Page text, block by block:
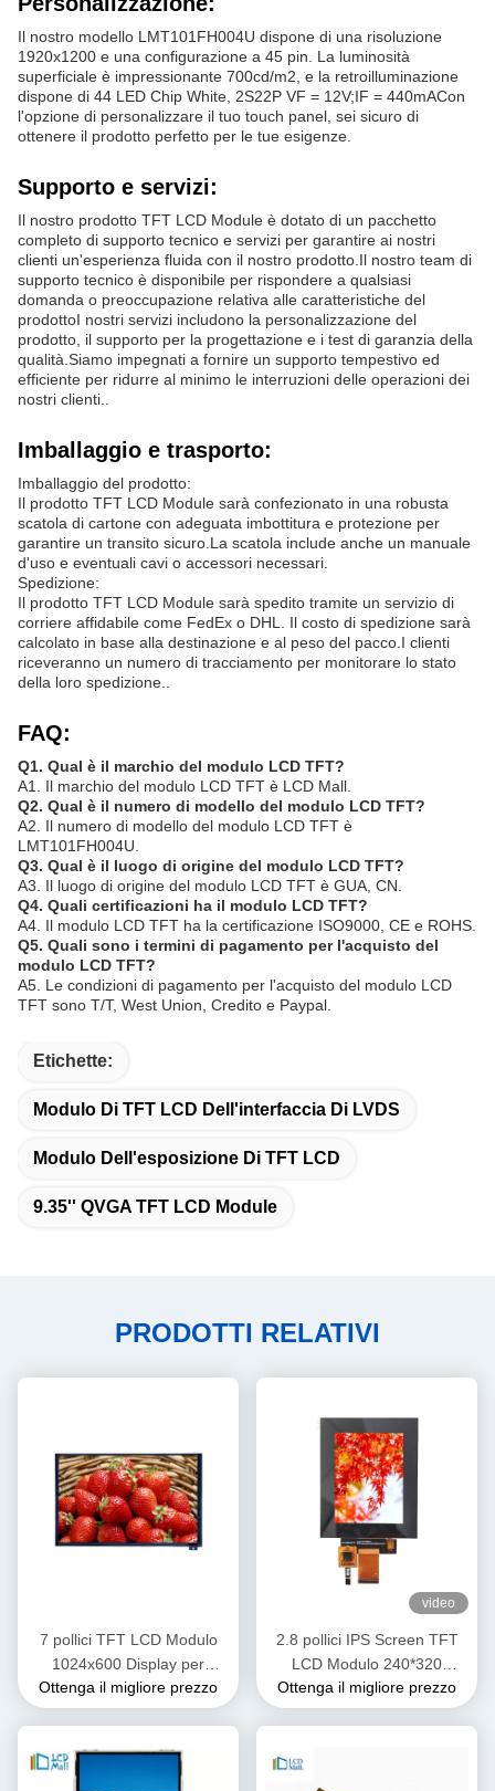
Il nostro modello LMT101FH004U dispone di una risoluzione
1920x1200 e una configurazione a 45 pin. La luminosità
superficiale è impressionante 700cd/m2, e la retroilluminazione
dispone di 44 LED Chip White, 2S22P VF = 12V;IF = 440mACon
l'opzione di personalizzare il tuo touch panel, sei sicuro di
ottenere il prodotto perfetto per le tue esigenze.
Supporto e servizi:
Il nostro prodotto TFT LCD Module è dotato di un pacchetto
completo di supporto tecnico e servizi per garantire ai nostri
clienti un'esperienza fluida con il nostro prodotto.Il nostro team di
supporto tecnico è disponibile per rispondere a qualsiasi
domanda o preoccupazione relativa alle caratteristiche del
prodottoI nostri servizi includono la personalizzazione del
prodotto, il supporto per la progettazione e i test di garanzia della
qualità.Siamo impegnati a fornire un supporto tempestivo ed
efficiente per ridurre al minimo le interruzioni delle operazioni dei
nostri clienti..
Imballaggio e trasporto:
Imballaggio del prodotto:
Il prodotto TFT LCD Module sarà confezionato in una robusta
scatola di cartone con adeguata imbottitura e protezione per
garantire un transito sicuro.La scatola include anche un manuale
d'uso e eventuali cavi o accessori necessari.
Spedizione:
Il prodotto TFT LCD Module sarà spedito tramite un servizio di
corriere affidabile come FedEx o DHL. Il costo di spedizione sarà
calcolato in base alla destinazione e al peso del pacco.I clienti
riceveranno un numero di tracciamento per monitorare lo stato
della loro spedizione..
FAQ:
Q1. Qual è il marchio del modulo LCD TFT?
A1. Il marchio del modulo LCD TFT è LCD Mall.
Q2. Qual è il numero di modello del modulo LCD TFT?
A2. Il numero di modello del modulo LCD TFT è
LMT101FH004U.
Q3. Qual è il luogo di origine del modulo LCD TFT?
A3. Il luogo di origine del modulo LCD TFT è GUA, CN.
Q4. Quali certificazioni ha il modulo LCD TFT?
A4. Il modulo LCD TFT ha la certificazione ISO9000, CE e ROHS.
Q5. Quali sono i termini di pagamento per l'acquisto del
modulo LCD TFT?
A5. Le condizioni di pagamento per l'acquisto del modulo LCD
TFT sono T/T, West Union, Credito e Paypal.
Etichette:
Modulo Di TFT LCD Dell'interfaccia Di LVDS
Modulo Dell'esposizione Di TFT LCD
9.35'' QVGA TFT LCD Module
PRODOTTI RELATIVI
7 pollici TFT LCD Modulo
1024x600 Display per
l'automotive con CPT Touch
IPS Wide Viewing Angle
Ottenga il migliore prezzo
video
2.8 pollici IPS Screen TFT
LCD Modulo 240*320
Trasmettitore OEM ODM
Ottenga il migliore prezzo